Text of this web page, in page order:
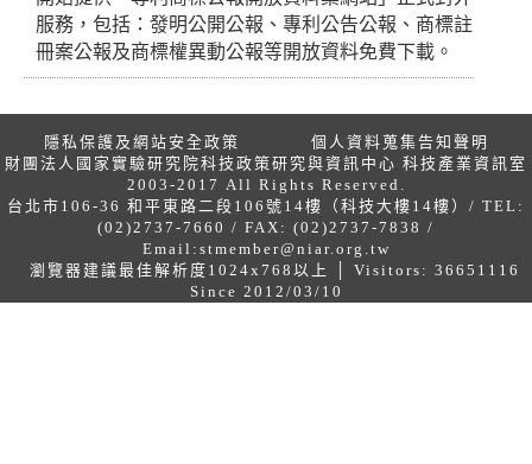
服務，包括：發明公開公報、專利公告公報、商標註
冊案公報及商標權異動公報等開放資料免費下載。
隱私保護及網站安全政策
個人資料蒐集告知聲明
財團法人國家實驗研究院科技政策研究與資訊中心 科技產業資訊室
2003-2017 All Rights Reserved.
台北市106-36 和平東路二段106號14樓（科技大樓14樓）/ TEL:
(02)2737-7660 / FAX: (02)2737-7838 /
Email: stmember@niar.org.tw
瀏覽器建議最佳解析度1024x768以上 │ Visitors: 36651116
Since 2012/03/10